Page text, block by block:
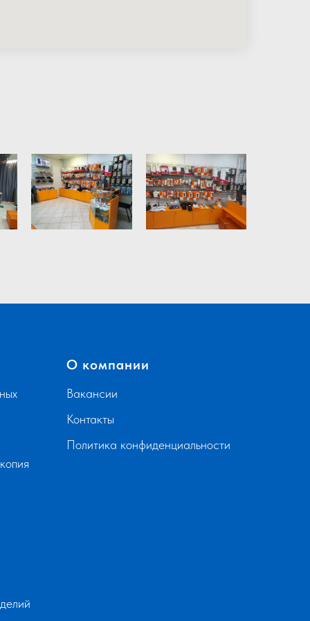
О компании
Вакансии
Контакты
Политика конфиденциальности